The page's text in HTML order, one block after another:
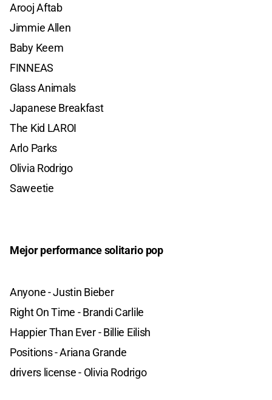
Arooj Aftab
Jimmie Allen
Baby Keem
FINNEAS
Glass Animals
Japanese Breakfast
The Kid LAROI
Arlo Parks
Olivia Rodrigo
Saweetie
Mejor performance solitario pop
Anyone - Justin Bieber
Right On Time - Brandi Carlile
Happier Than Ever - Billie Eilish
Positions - Ariana Grande
drivers license - Olivia Rodrigo